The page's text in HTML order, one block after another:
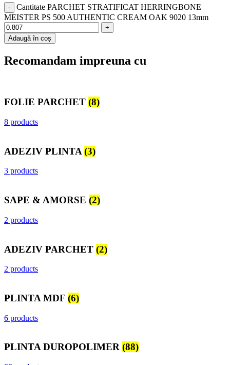
Cantitate PARCHET STRATIFICAT HERRINGBONE
MEISTER PS 500 AUTHENTIC CREAM OAK 9020 13mm
Adaugă în coș
Recomandam impreuna cu
FOLIE PARCHET (8)
8 products
ADEZIV PLINTA (3)
3 products
SAPE & AMORSE (2)
2 products
ADEZIV PARCHET (2)
2 products
PLINTA MDF (6)
6 products
PLINTA DUROPOLIMER (88)